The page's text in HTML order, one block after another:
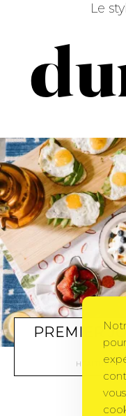
Le
PREMIER
HEALTHY-LIFE